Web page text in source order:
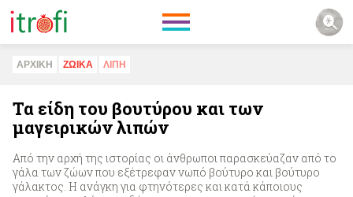
ΑΡΧΙΚΗ ΖΩΙΚA ΛΙΠΗ
Τα είδη του βουτύρου και των
μαγειρικών λιπών
Από την αρχή της ιστορίας οι άνθρωποι παρασκεύαζαν από το
γάλα των ζώων που εξέτρεφαν νωπό βούτυρο και βούτυρο
γάλακτος. Η ανάγκη για φτηνότερες και κατά κάποιους